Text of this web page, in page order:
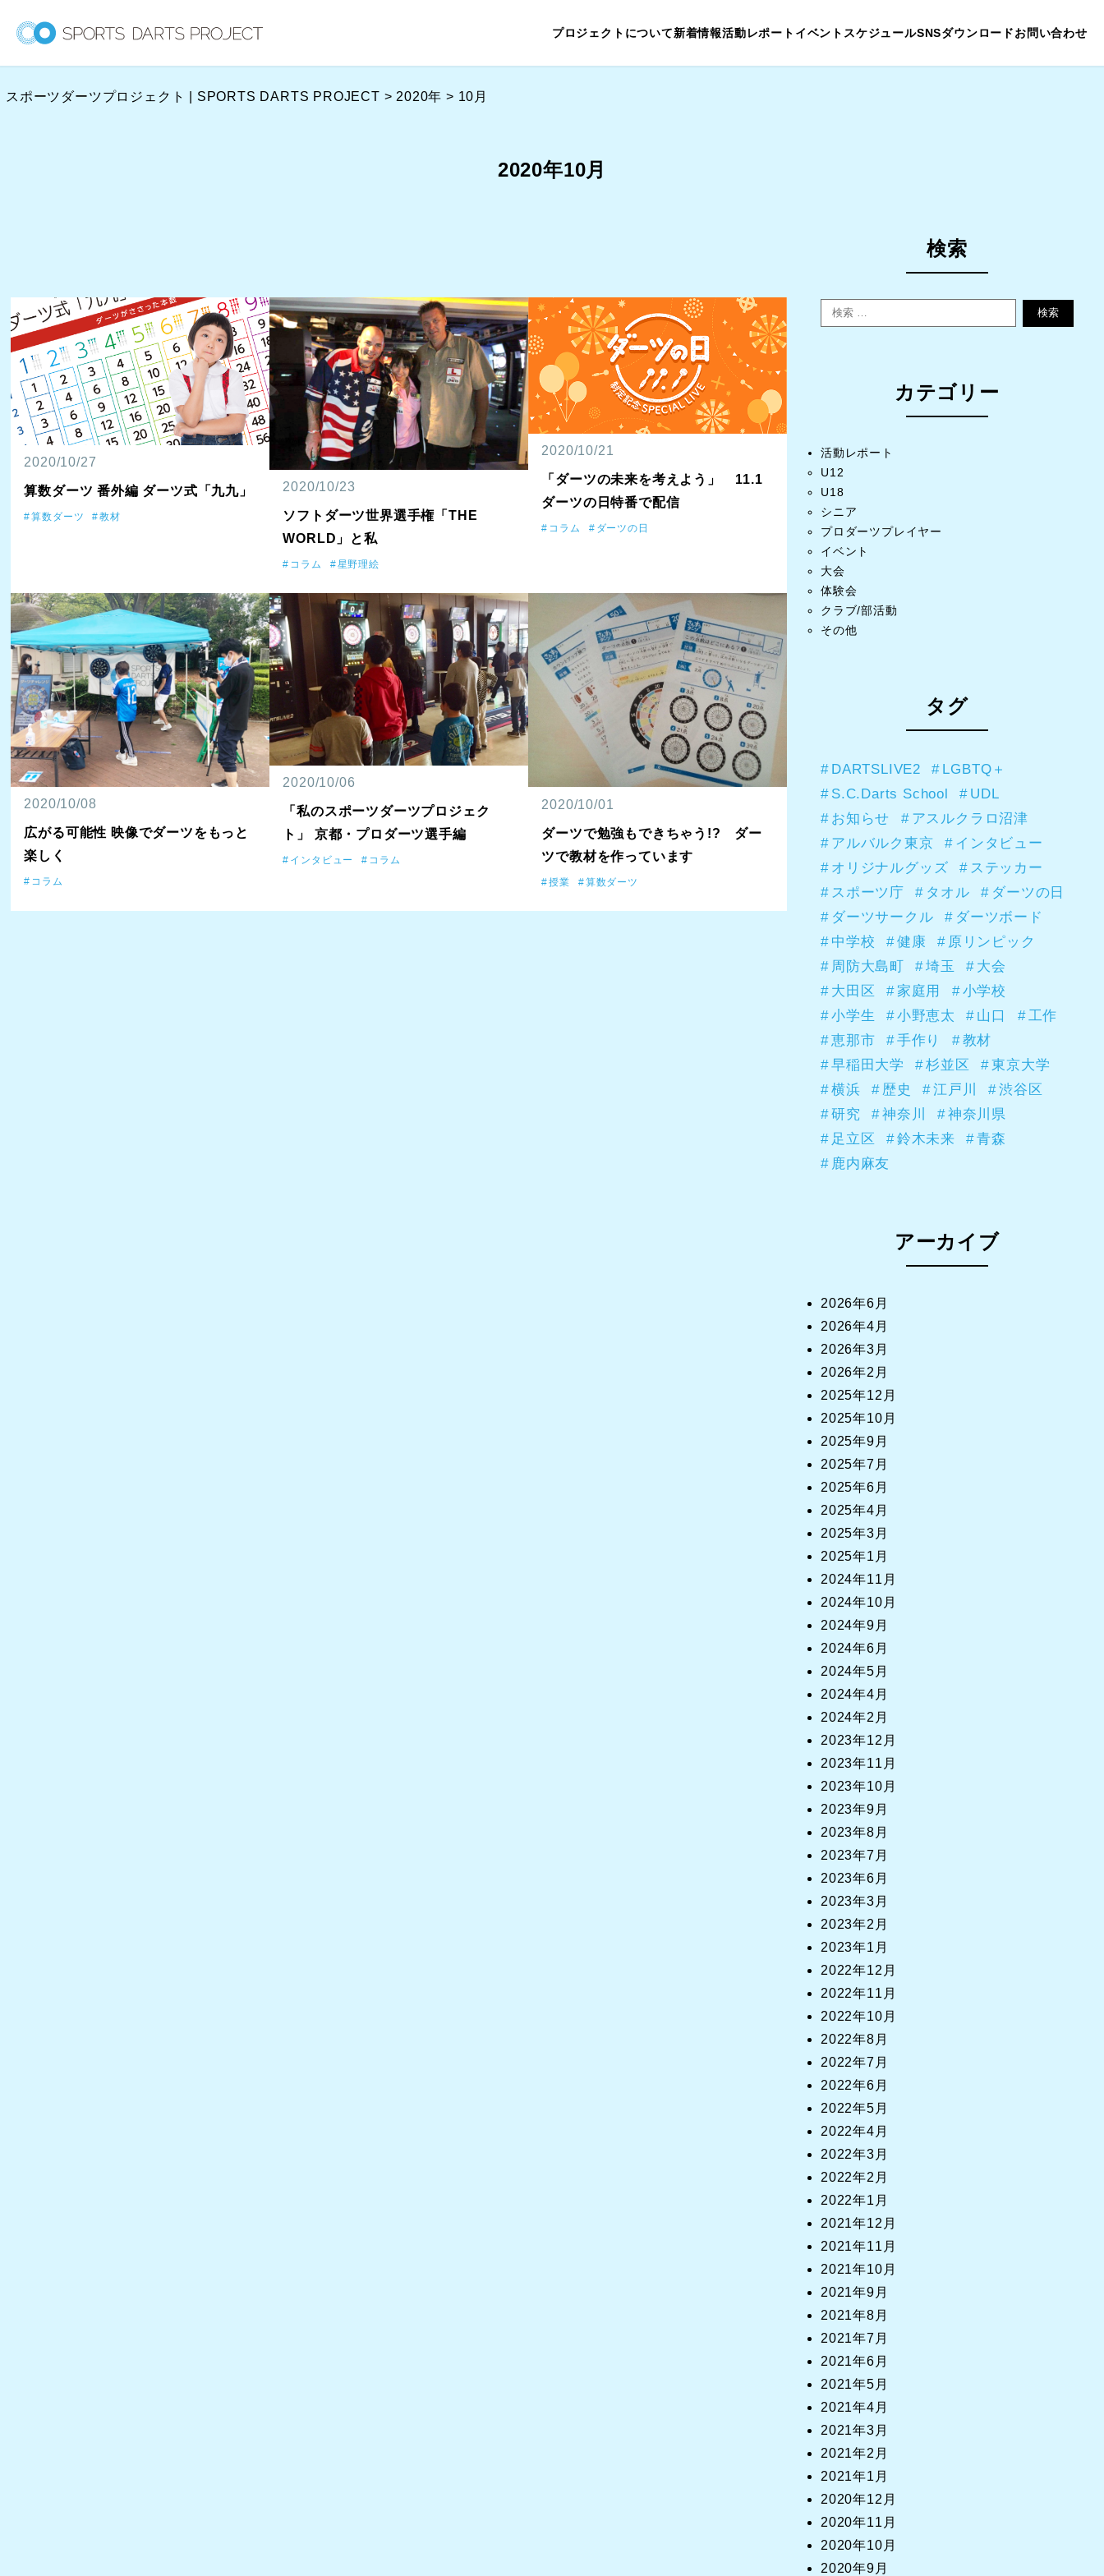
キ
プロジェクトについて新着情報活動レポート イベントスケジュールSNSダウンロードお問い合わせ
スポーツダーツプロジェクト | SPORTS DARTS PROJECT > 2020年 > 10月
2020年10月
2020/10/27
算数ダーツ 番外編 ダーツ式「九九」
算数ダーツ 教材
2020/10/23
ソフトダーツ世界選手権「THE
WORLD」と私
コラム 星野理絵
2020/10/21
「ダーツの未来を考えよう」 11.1
ダーツの日特番で配信
コラム ダーツの日
2020/10/08
広がる可能性 映像でダーツをもっと
楽しく
コラム
2020/10/06
「私のスポーツダーツプロジェク
ト」 京都・プロダーツ選手編
インタビュー コラム
2020/10/01
ダーツで勉強もできちゃう!? ダー
ツで教材を作っています
授業 算数ダーツ
検索
検索
カテゴリー
活動レポート
U12
U18
シニア
プロダーツプレイヤー
イベント
大会
体験会
クラブ/部活動
その他
タグ
DARTSLIVE2
LGBTQ＋
S.C.Darts School
UDL
お知らせ
アスルクラロ沼津
アルバルク東京
インタビュー
オリジナルグッズ
ステッカー
スポーツ庁
タオル
ダーツの日
ダーツサークル
ダーツボード
中学校
健康
原リンピック
周防大島町
埼玉
大会
大田区
家庭用
小学校
小学生
小野恵太 山口
工作
恵那市
手作り
教材
早稲田大学
杉並区
東京大学
横浜
歴史 江戸川
渋谷区
研究
神奈川
神奈川県
足立区
鈴木未来
青森
鹿内麻友
アーカイブ
2026年6月
2026年4月
2026年3月
2026年2月
2025年12月
2025年10月
2025年9月
2025年7月
2025年6月
2025年4月
2025年3月
2025年1月
2024年11月
2024年10月
2024年9月
2024年6月
2024年5月
2024年4月
2024年2月
2023年12月
2023年11月
2023年10月
2023年9月
2023年8月
2023年7月
2023年6月
2023年3月
2023年2月
2023年1月
2022年12月
2022年11月
2022年10月
2022年8月
2022年7月
2022年6月
2022年5月
2022年4月
2022年3月
2022年2月
2022年1月
2021年12月
2021年11月
2021年10月
2021年9月
2021年8月
2021年7月
2021年6月
2021年5月
2021年4月
2021年3月
2021年2月
2021年1月
2020年12月
2020年11月
2020年10月
2020年9月